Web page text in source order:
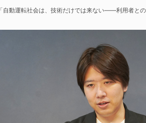
「自動運転社会は、技術だけでは来ない――利用者との